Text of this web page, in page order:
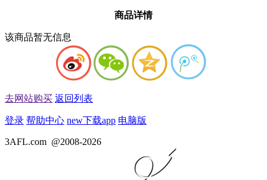
商品详情
该商品暂无信息
去网站购买 返回列表
登录 帮助中心 new下载app 电脑版
3AFL.com @2008-2026